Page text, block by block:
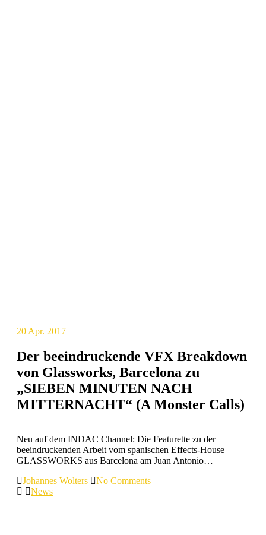
20 Apr. 2017
Der beeindruckende VFX Breakdown
von Glassworks, Barcelona zu
„SIEBEN MINUTEN NACH
MITTERNACHT“ (A Monster Calls)
Neu auf dem INDAC Channel: Die Featurette zu der
beeindruckenden Arbeit vom spanischen Effects-House
GLASSWORKS aus Barcelona am Juan Antonio…
Johannes Wolters
No Comments
News